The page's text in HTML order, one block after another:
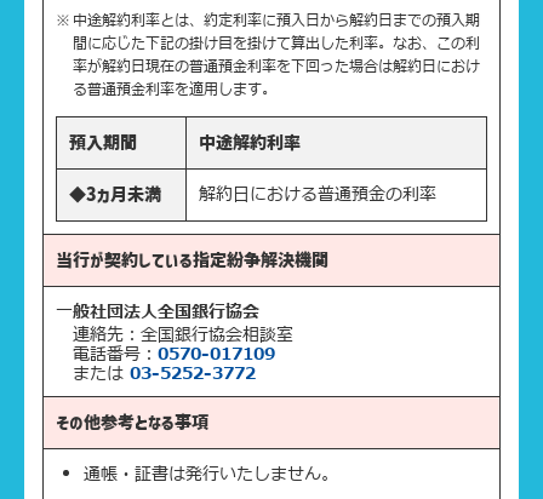
中途解約利率とは、約定利率に預入日から解約日までの預入期
間に応じた下記の掛け目を掛けて算出した利率。なお、この利
率が解約日現在の普通預金利率を下回った場合は解約日におけ
る普通預金利率を適用します。
預入期間 中途解約利率
◆3カ月未満 解約日における普通預金の利率
当行が契約している指定紛争解決機関
一般社団法人全国銀行協会
連絡先：全国銀行協会相談室
電話番号：0570-017109
または03-5252-3772
その他参考となる事項
通帳・証書は発行いたしません。